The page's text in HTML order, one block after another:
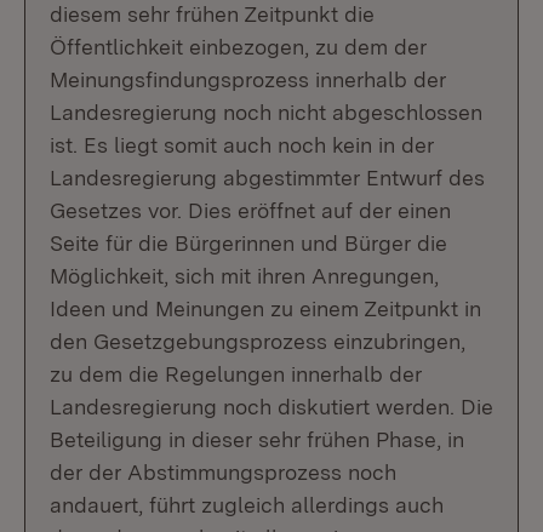
diesem sehr frühen Zeitpunkt die
Öffentlichkeit einbezogen, zu dem der
Meinungsfindungsprozess innerhalb der
Landesregierung noch nicht abgeschlossen
ist. Es liegt somit auch noch kein in der
Landesregierung abgestimmter Entwurf des
Gesetzes vor. Dies eröffnet auf der einen
Seite für die Bürgerinnen und Bürger die
Möglichkeit, sich mit ihren Anregungen,
Ideen und Meinungen zu einem Zeitpunkt in
den Gesetzgebungsprozess einzubringen,
zu dem die Regelungen innerhalb der
Landesregierung noch diskutiert werden. Die
Beteiligung in dieser sehr frühen Phase, in
der der Abstimmungsprozess noch
andauert, führt zugleich allerdings auch